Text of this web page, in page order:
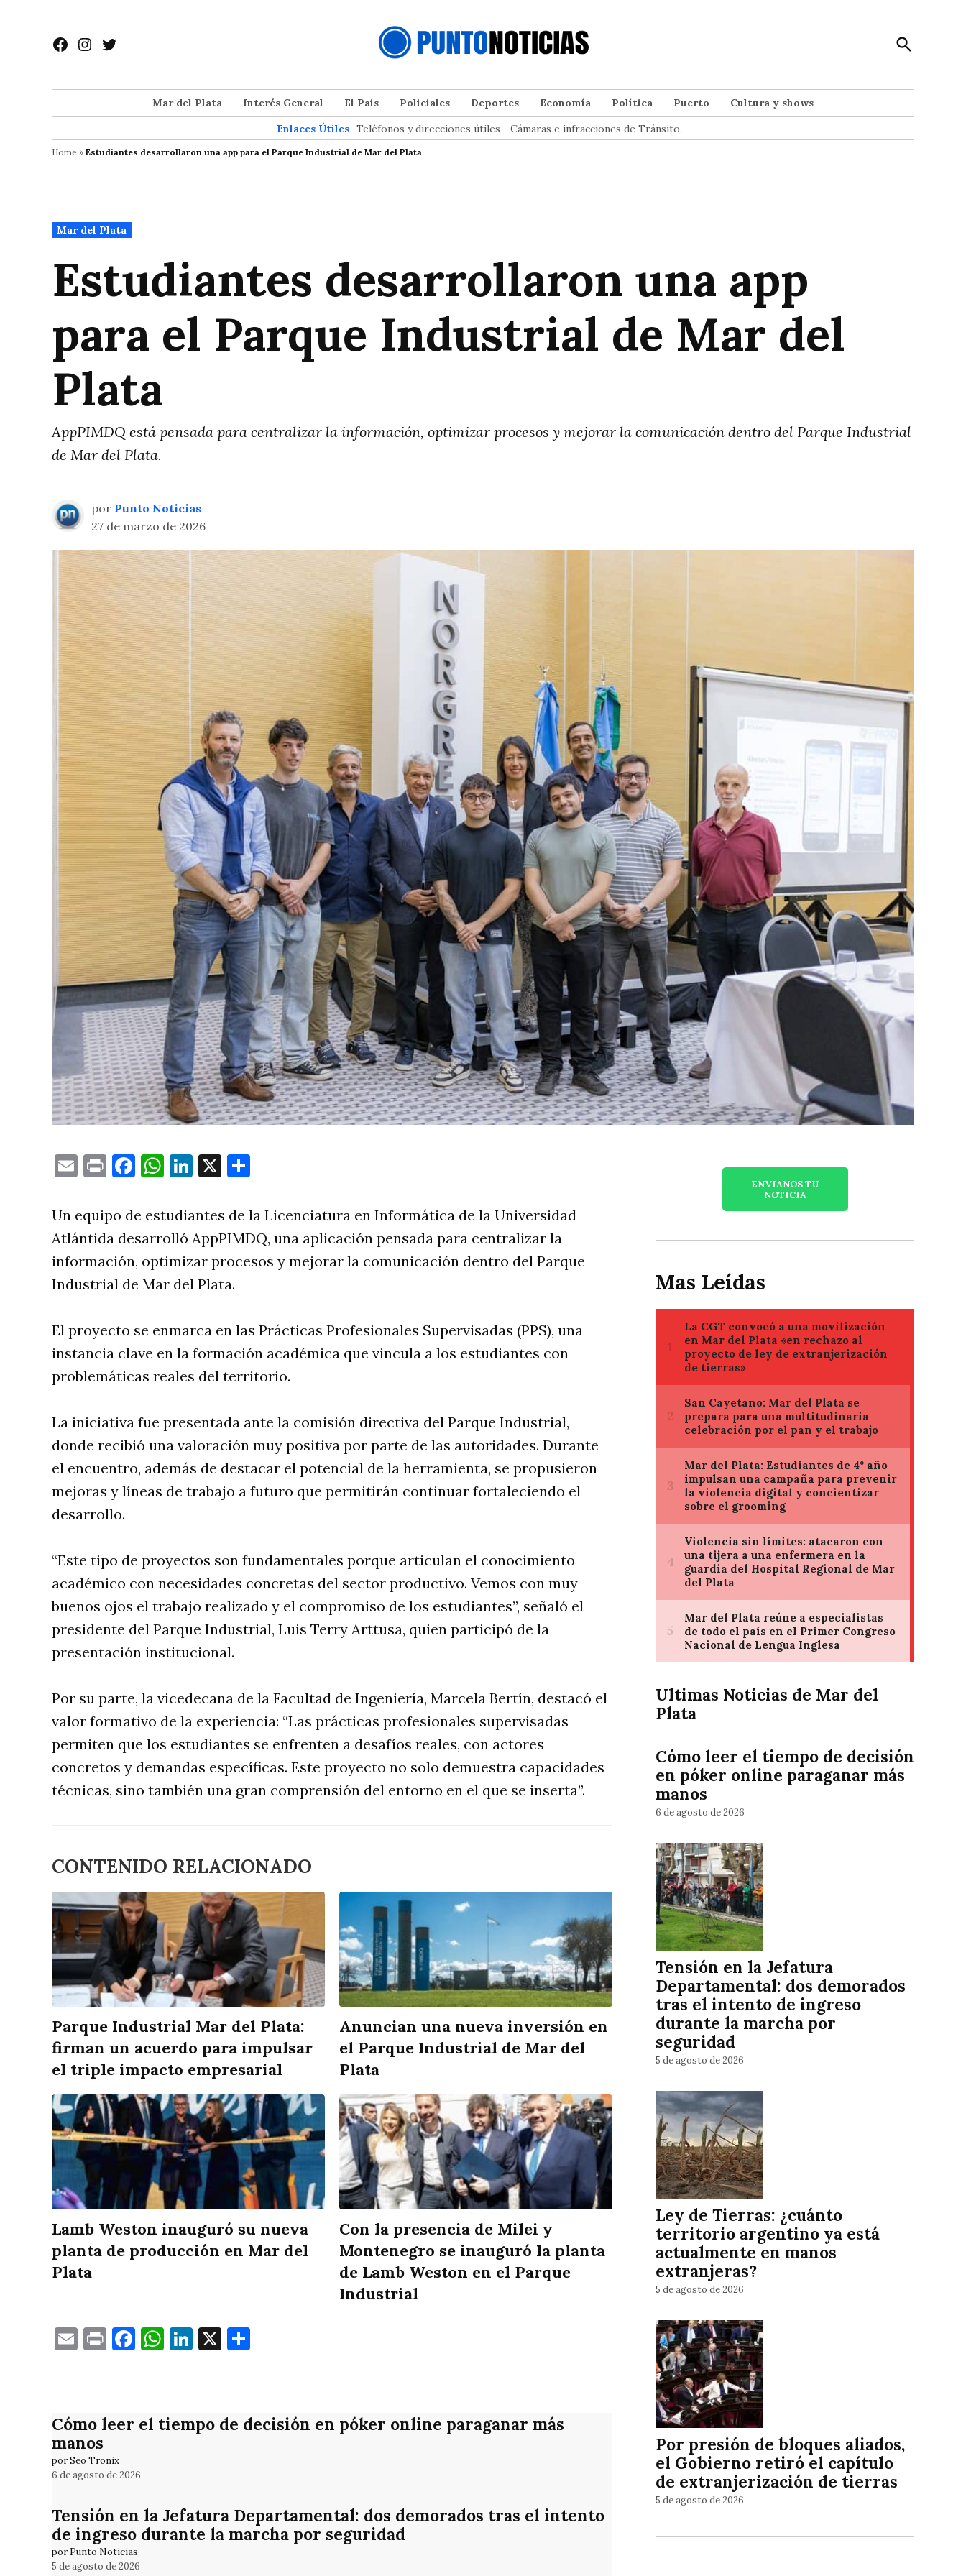
contenido
Facebook
Instagram
Twitter
Open
Search
Mar del Plata Interés General El País Policiales Deportes Economía Política Puerto
Cultura y shows
Enlaces Útiles Teléfonos y direcciones útiles Cámaras e infracciones de Tránsito.
Home » Estudiantes desarrollaron una app para el Parque Industrial de Mar del Plata
Publicado
en
Mar del Plata
Estudiantes desarrollaron una app
para el Parque Industrial de Mar del
Plata
AppPIMDQ está pensada para centralizar la información, optimizar procesos y mejorar la comunicación dentro del Parque Industrial
de Mar del Plata.
por Punto Noticias
27 de marzo de 2026
EmailPrintFacebook
WhatsApp
LinkedIn
X
Un equipo de estudiantes de la Licenciatura en Informática de la Universidad
Atlántida desarrolló AppPIMDQ, una aplicación pensada para centralizar la
información, optimizar procesos y mejorar la comunicación dentro del Parque
Industrial de Mar del Plata.
El proyecto se enmarca en las Prácticas Profesionales Supervisadas (PPS), una
instancia clave en la formación académica que vincula a los estudiantes con
problemáticas reales del territorio.
La iniciativa fue presentada ante la comisión directiva del Parque Industrial,
donde recibió una valoración muy positiva por parte de las autoridades. Durante
el encuentro, además de destacar el potencial de la herramienta, se propusieron
mejoras y líneas de trabajo a futuro que permitirán continuar fortaleciendo el
desarrollo.
“Este tipo de proyectos son fundamentales porque articulan el conocimiento
académico con necesidades concretas del sector productivo. Vemos con muy
buenos ojos el trabajo realizado y el compromiso de los estudiantes”, señaló el
presidente del Parque Industrial, Luis Terry Arttusa, quien participó de la
presentación institucional.
Por su parte, la vicedecana de la Facultad de Ingeniería, Marcela Bertín, destacó el
valor formativo de la experiencia: “Las prácticas profesionales supervisadas
permiten que los estudiantes se enfrenten a desafíos reales, con actores
concretos y demandas específicas. Este proyecto no solo demuestra capacidades
técnicas, sino también una gran comprensión del entorno en el que se inserta”.
CONTENIDO RELACIONADO
Parque Industrial Mar del Plata:
firman un acuerdo para impulsar
el triple impacto empresarial
Anuncian una nueva inversión en
el Parque Industrial de Mar del
Plata
Lamb Weston inauguró su nueva
planta de producción en Mar del
Plata
Con la presencia de Milei y
Montenegro se inauguró la planta
de Lamb Weston en el Parque
Industrial
EmailPrintFacebook
WhatsApp
LinkedIn
X
Cómo leer el tiempo de decisión en póker online paraganar más
manos
por Seo Tronix
6 de agosto de 2026
Tensión en la Jefatura Departamental: dos demorados tras el intento
de ingreso durante la marcha por seguridad
por Punto Noticias
5 de agosto de 2026
ENVIANOS TU
NOTICIA
Mas Leídas
Ultimas Noticias de Mar del
Plata
Cómo leer el tiempo de decisión
en póker online paraganar más
manos
6 de agosto de 2026
Tensión en la Jefatura
Departamental: dos demorados
tras el intento de ingreso
durante la marcha por
seguridad
5 de agosto de 2026
Ley de Tierras: ¿cuánto
territorio argentino ya está
actualmente en manos
extranjeras?
5 de agosto de 2026
Por presión de bloques aliados,
el Gobierno retiró el capítulo
de extranjerización de tierras
5 de agosto de 2026